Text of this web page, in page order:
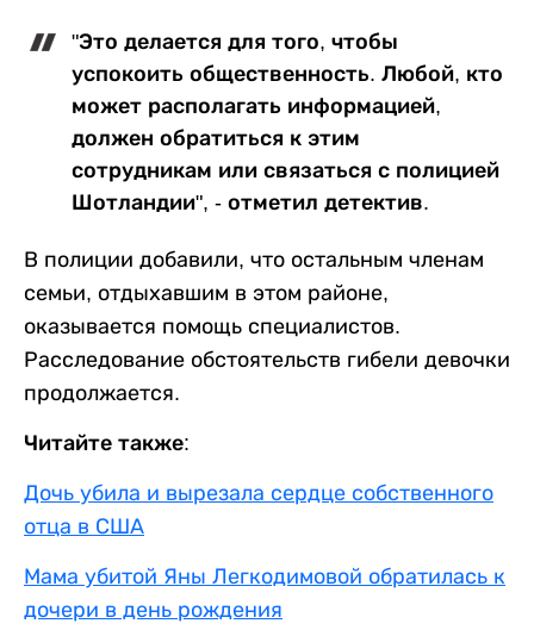
"Это делается для того, чтобы
успокоить общественность. Любой, кто
может располагать информацией,
должен обратиться к этим
сотрудникам или связаться с полицией
Шотландии", - отметил детектив.
В полиции добавили, что остальным членам
семьи, отдыхавшим в этом районе,
оказывается помощь специалистов.
Расследование обстоятельств гибели девочки
продолжается.
Читайте также:
Дочь убила и вырезала сердце собственного
отца в США
Мама убитой Яны Легкодимовой обратилась к
дочери в день рождения